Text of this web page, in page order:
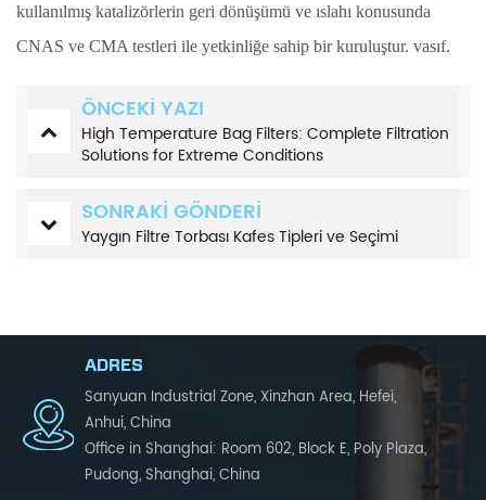
kullanılmış katalizörlerin geri dönüşümü ve ıslahı konusunda
CNAS ve CMA testleri ile yetkinliğe sahip bir kuruluştur. vasıf.
ÖNCEKI YAZI
High Temperature Bag Filters: Complete Filtration
Solutions for Extreme Conditions
SONRAKI GÖNDERI
Yaygın Filtre Torbası Kafes Tipleri ve Seçimi
ADRES
Sanyuan Industrial Zone, Xinzhan Area, Hefei,
Anhui, China
Office in Shanghai: Room 602, Block E, Poly Plaza,
Pudong, Shanghai, China